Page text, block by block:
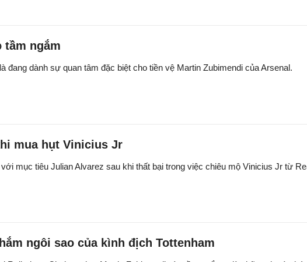
tầm ngắm
dành sự quan tâm đặc biệt cho tiền vệ Martin Zubimendi của Arsenal.
mua hụt Vinicius Jr
mục tiêu Julian Alvarez sau khi thất bại trong việc chiêu mộ Vinicius Jr từ
ngôi sao của kình địch Tottenham